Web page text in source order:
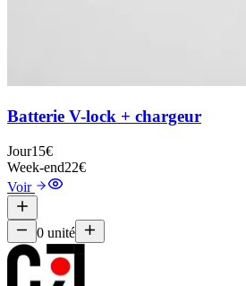
Batterie V-lock + chargeur
Jour15€
Week-end22€
Voir
0 unité